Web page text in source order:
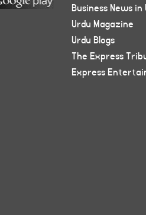
Business News in
Urdu Magazine
Urdu Blogs
The Express
Express